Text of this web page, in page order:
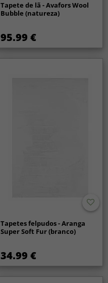
Tapete de lã - Avafors Wool
Bubble (natureza)
95.99 €
Tapetes felpudos - Aranga
Super Soft Fur (branco)
34.99 €